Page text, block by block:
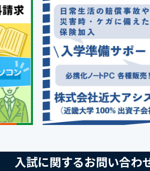
入試に関するお問い合わ